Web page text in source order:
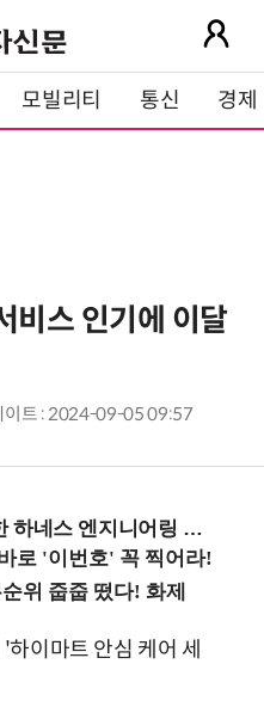
모빌리티 통신 경제
비스 인기에 이달
이트 : 2024-09-05 09:57
링 입문과정 (8/20 신논현역)
이마트 안심 케어 세